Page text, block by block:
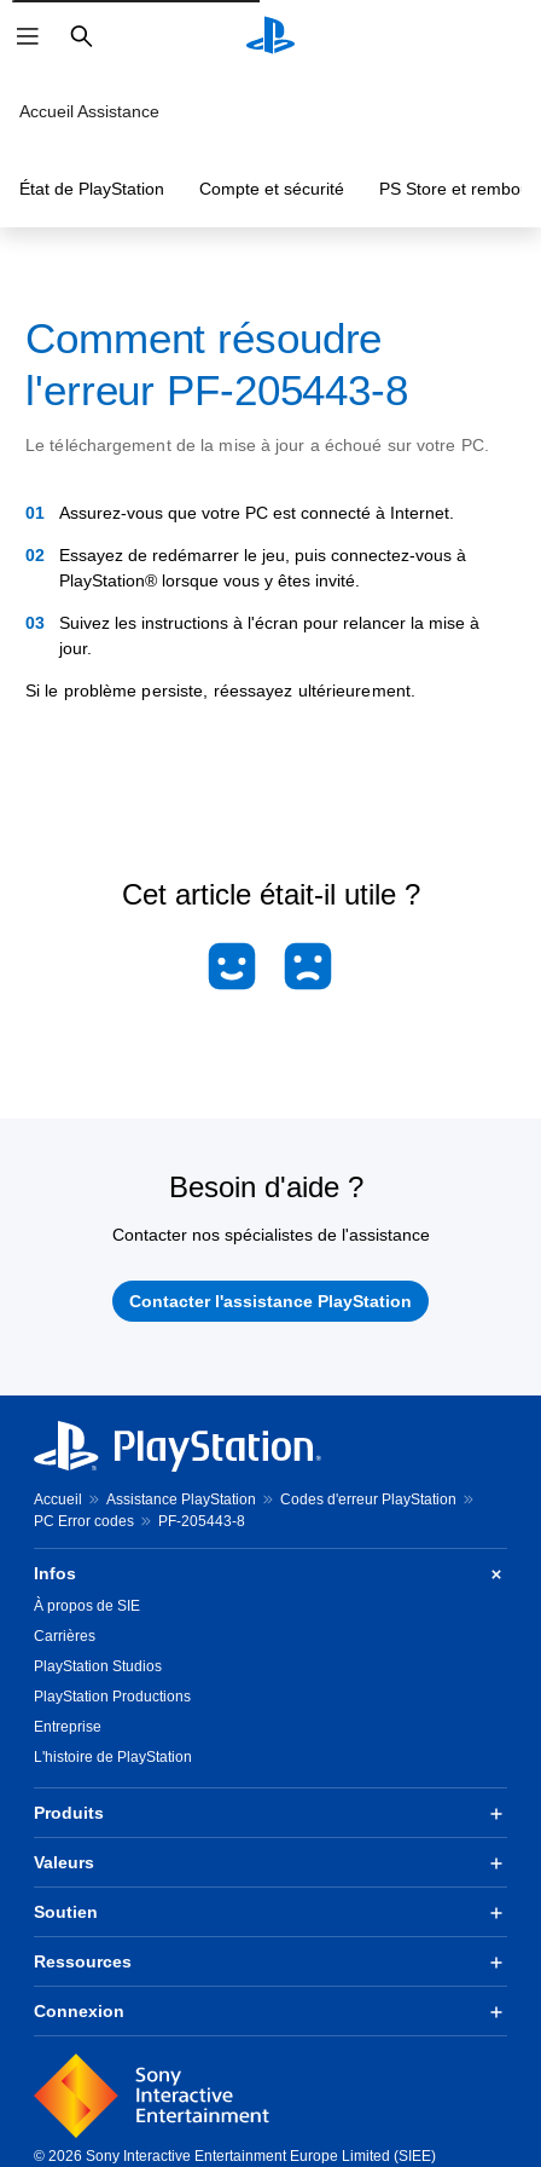
Rechercher
Accueil Assistance
État de PlayStation Compte et sécurité PS Store et
Comment résoudre
l'erreur PF-205443-8
Le téléchargement de la mise à jour a échoué sur votre PC.
Assurez-vous que votre PC est connecté à Internet.
Essayez de redémarrer le jeu, puis connectez-vous à
PlayStation® lorsque vous y êtes invité.
Suivez les instructions à l'écran pour relancer la mise à
jour.
Si le problème persiste, réessayez ultérieurement.
Cet article était-il utile ?
Besoin d'aide ?
Contacter nos spécialistes de l'assistance
Contacter l'assistance PlayStation
Accueil Assistance PlayStation
Codes d'erreur PlayStation
PC Error codes
PF-205443-8
Infos
À propos de SIE
Carrières
PlayStation Studios
PlayStation Productions
Entreprise
L'histoire de PlayStation
Produits
Valeurs
Soutien
Ressources
Connexion
© 2026 Sony Interactive Entertainment Europe Limited (SIEE)